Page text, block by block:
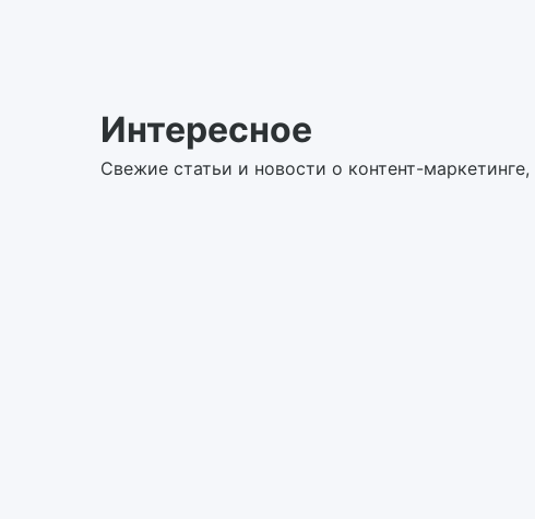
Интересное
Свежие статьи и новости о контент-